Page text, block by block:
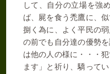
して、自分の立場を強
ば、屍を食う禿鷹に、
捌く為に、よく平民の
の前でも自分達の優勢
は他の人の様に・・・
ます」と祈り、驕って